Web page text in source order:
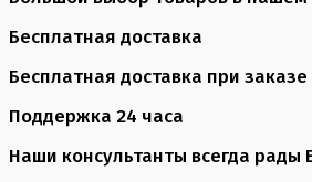
Бесплатная доставка
Бесплатная доставка при
Поддержка 24 часа
Наши консультанты всегда рады